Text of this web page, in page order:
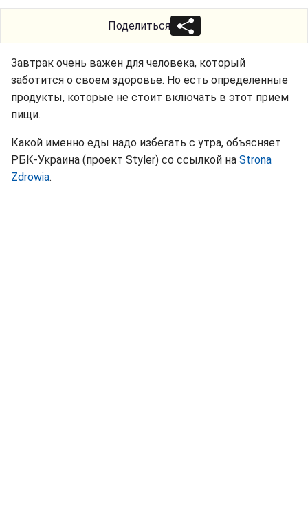
Поделиться
Завтрак очень важен для человека, который
заботится о своем здоровье. Но есть определенные
продукты, которые не стоит включать в этот прием
пищи.
Какой именно еды надо избегать с утра, объясняет
РБК-Украина (проект Styler) со ссылкой на Strona
Zdrowia.